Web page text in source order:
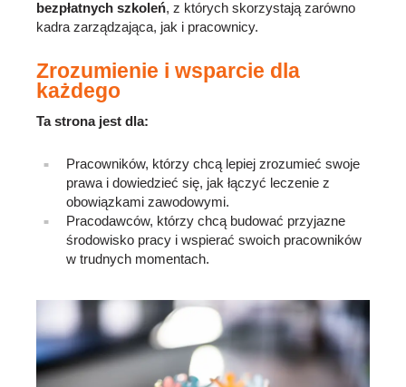
bezpłatnych szkoleń, z których skorzystają zarówno
kadra zarządzająca, jak i pracownicy.
Zrozumienie i wsparcie dla
każdego
Ta strona jest dla:
Pracowników, którzy chcą lepiej zrozumieć swoje
prawa i dowiedzieć się, jak łączyć leczenie z
obowiązkami zawodowymi.
Pracodawców, którzy chcą budować przyjazne
środowisko pracy i wspierać swoich pracowników
w trudnych momentach.